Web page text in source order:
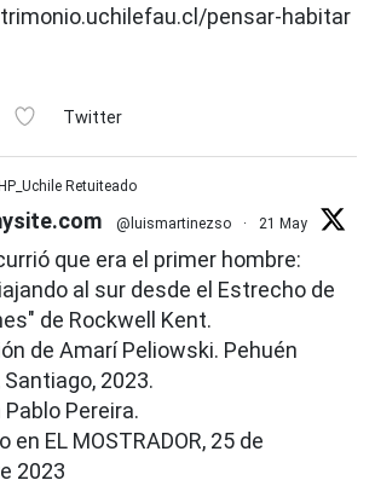
pensar-habitar
Twitter
Retuiteado
@luismartinezso · 21 May
que era el primer hombre:
al sur desde el Estrecho de
de Rockwell Kent.
de Amarí Peliowski. Pehuén
2023.
Pereira.
en EL MOSTRADOR, 25 de
2023